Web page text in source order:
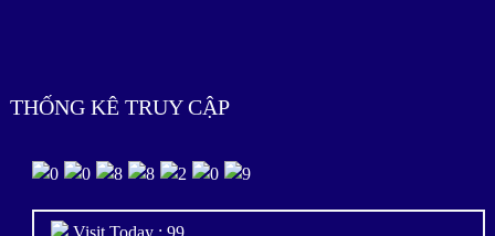
THỐNG KÊ TRUY CẬP